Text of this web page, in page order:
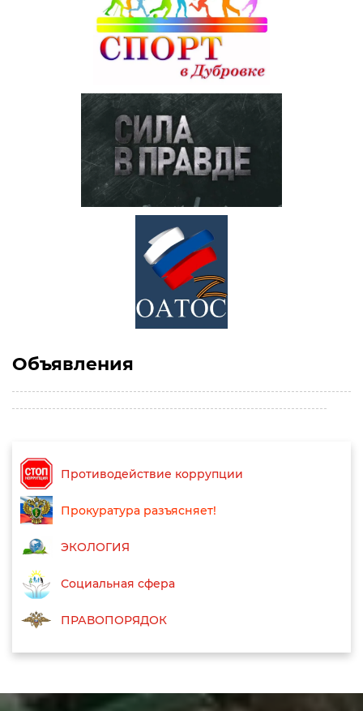
Объявления
Противодействие коррупции
Прокуратура разъясняет!
ЭКОЛОГИЯ
Социальная сфера
ПРАВОПОРЯДОК